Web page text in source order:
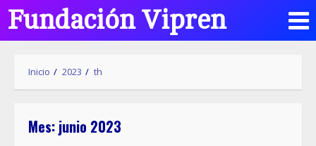
Fundación Vipren
Inicio 2023 th
Mes: junio 2023